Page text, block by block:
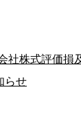
社株式評価損
らせ